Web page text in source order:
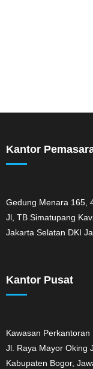
Kantor
Gedung Menara 165,
Jl, TB Simatupang
Jakarta Selatan DKI
Kantor Pusat
Kawasan
Jl. Raya Mayor Oking
Kabupaten Bogor,